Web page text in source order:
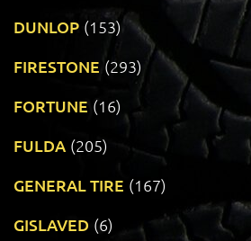
DUNLOP (153)
FIRESTONE (293)
FORTUNE (16)
FULDA (205)
GENERAL TIRE (167)
GISLAVED (6)